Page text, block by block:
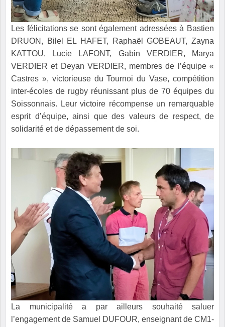
Les félicitations se sont également adressées à Bastien
DRUON, Bilel EL HAFET, Raphaël GOBEAUT, Zayna
KATTOU, Lucie LAFONT, Gabin VERDIER, Marya
VERDIER et Deyan VERDIER, membres de l’équipe «
Castres », victorieuse du Tournoi du Vase, compétition
inter-écoles de rugby réunissant plus de 70 équipes du
Soissonnais. Leur victoire récompense un remarquable
esprit d’équipe, ainsi que des valeurs de respect, de
solidarité et de dépassement de soi.
La municipalité a par ailleurs souhaité saluer
l’engagement de Samuel DUFOUR, enseignant de CM1-